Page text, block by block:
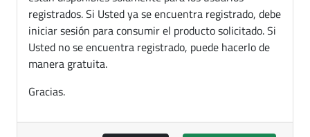
registrados. Si Usted ya se encuentra registrado, debe
iniciar sesión para consumir el producto solicitado. Si
Usted no se encuentra registrado, puede hacerlo de
manera gratuita.
Gracias.